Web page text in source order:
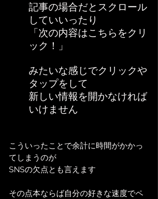
記事の場合だとスクロール
していいったり
「次の内容はこちらをクリ
ック！」
みたいな感じでクリックや
タップをして
新しい情報を開かなければ
いけません
こういったことで余計に時間がかかっ
てしまうのが
SNSの欠点とも言えます
その点本ならば自分の好きな速度でペ